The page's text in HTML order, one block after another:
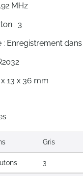
MHz
: 3
Enregistrement
13 x 36 mm
Gris
3